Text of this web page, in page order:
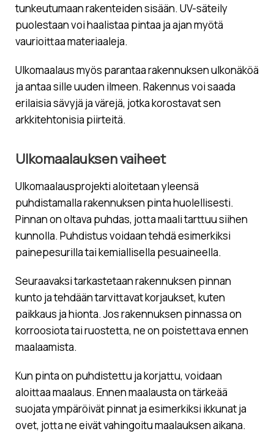
tunkeutumaan rakenteiden sisään. UV-säteily
puolestaan voi haalistaa pintaa ja ajan myötä
vaurioittaa materiaaleja.
Ulkomaalaus myös parantaa rakennuksen ulkonäköä
ja antaa sille uuden ilmeen. Rakennus voi saada
erilaisia sävyjä ja värejä, jotka korostavat sen
arkkitehtonisia piirteitä.
Ulkomaalauksen vaiheet
Ulkomaalausprojekti aloitetaan yleensä
puhdistamalla rakennuksen pinta huolellisesti.
Pinnan on oltava puhdas, jotta maali tarttuu siihen
kunnolla. Puhdistus voidaan tehdä esimerkiksi
painepesurilla tai kemiallisella pesuaineella.
Seuraavaksi tarkastetaan rakennuksen pinnan
kunto ja tehdään tarvittavat korjaukset, kuten
paikkaus ja hionta. Jos rakennuksen pinnassa on
korroosiota tai ruostetta, ne on poistettava ennen
maalaamista.
Kun pinta on puhdistettu ja korjattu, voidaan
aloittaa maalaus. Ennen maalausta on tärkeää
suojata ympäröivät pinnat ja esimerkiksi ikkunat ja
ovet, jotta ne eivät vahingoitu maalauksen aikana.